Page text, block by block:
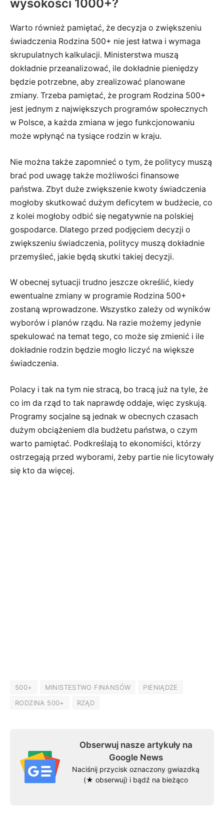
wysokości 1000+?
Warto również pamiętać, że decyzja o zwiększeniu
świadczenia Rodzina 500+ nie jest łatwa i wymaga
skrupulatnych kalkulacji. Ministerstwa muszą
dokładnie przeanalizować, ile dokładnie pieniędzy
będzie potrzebne, aby zrealizować planowane
zmiany. Trzeba pamiętać, że program Rodzina 500+
jest jednym z największych programów społecznych
w Polsce, a każda zmiana w jego funkcjonowaniu
może wpłynąć na tysiące rodzin w kraju.
Nie można także zapomnieć o tym, że politycy muszą
brać pod uwagę także możliwości finansowe
państwa. Zbyt duże zwiększenie kwoty świadczenia
mogłoby skutkować dużym deficytem w budżecie, co
z kolei mogłoby odbić się negatywnie na polskiej
gospodarce. Dlatego przed podjęciem decyzji o
zwiększeniu świadczenia, politycy muszą dokładnie
przemyśleć, jakie będą skutki takiej decyzji.
W obecnej sytuacji trudno jeszcze określić, kiedy
ewentualne zmiany w programie Rodzina 500+
zostaną wprowadzone. Wszystko zależy od wyników
wyborów i planów rządu. Na razie możemy jedynie
spekulować na temat tego, co może się zmienić i ile
dokładnie rodzin będzie mogło liczyć na większe
świadczenia.
Polacy i tak na tym nie stracą, bo tracą już na tyle, że
co im da rząd to tak naprawdę oddaje, więc zyskują.
Programy socjalne są jednak w obecnych czasach
dużym obciążeniem dla budżetu państwa, o czym
warto pamiętać. Podkreślają to ekonomiści, którzy
ostrzegają przed wyborami, żeby partie nie licytowały
się kto da więcej.
500+ MINISTESTWO FINANSÓW
PIENIĄDZE
RODZINA 500+
RZĄD
Obserwuj nasze artykuły na
Google News
Naciśnij przycisk oznaczony gwiazdką
(★ obserwuj) i bądź na bieżąco